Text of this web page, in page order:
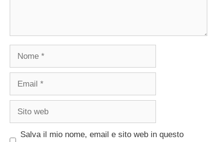
Salva il mio nome, email e sito web in questo